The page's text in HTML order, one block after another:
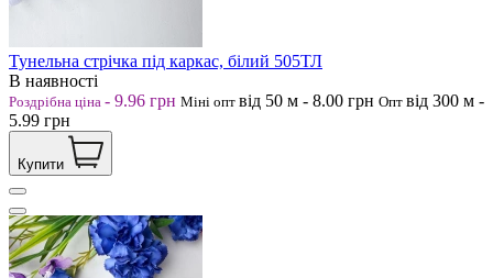
Тунельна стрічка під каркас, білий 505ТЛ
В наявності
Роздрібна ціна - 9.96 грн Міні опт від 50 м - 8.00 грн Опт від 300 м -
5.99 грн
Купити